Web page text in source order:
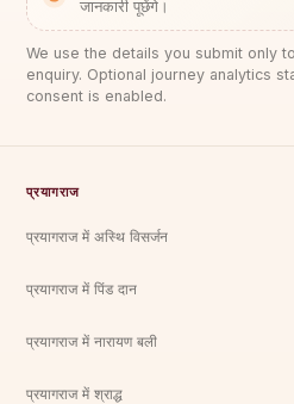
जानकारी पूछेंगे।
We use the details you submit only
enquiry. Optional journey analytics
consent is enabled.
प्रयागराज
प्रयागराज में अस्थि विसर्जन
प्रयागराज में पिंड दान
प्रयागराज में नारायण बली
प्रयागराज में श्राद्ध